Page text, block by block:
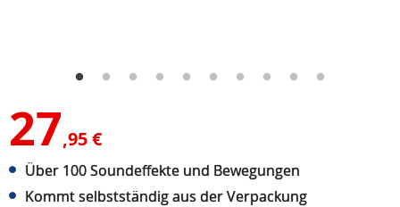
27,95 €
Über 100 Soundeffekte und Bewegungen
Kommt selbstständig aus der Verpackung